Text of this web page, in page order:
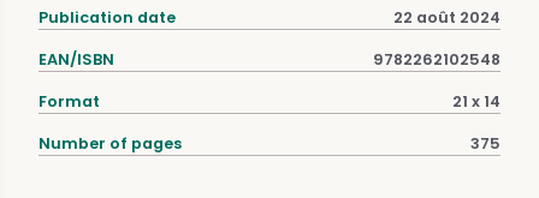
Publication date 22 août 2024
EAN/ISBN 9782262102548
Format 21 x 14
Number of pages 375